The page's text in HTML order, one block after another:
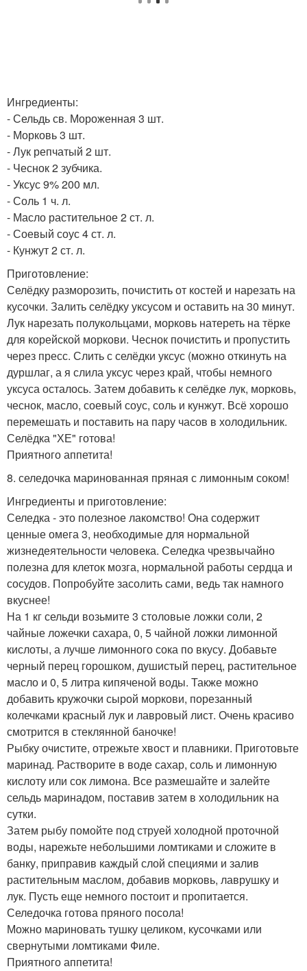
Ингредиенты:
- Сельдь св. Мороженная 3 шт.
- Морковь 3 шт.
- Лук репчатый 2 шт.
- Чеснок 2 зубчика.
- Уксус 9% 200 мл.
- Соль 1 ч. л.
- Масло растительное 2 ст. л.
- Соевый соус 4 ст. л.
- Кунжут 2 ст. л.
Приготовление:
Селёдку разморозить, почистить от костей и нарезать на
кусочки. Залить селёдку уксусом и оставить на 30 минут.
Лук нарезать полукольцами, морковь натереть на тёрке
для корейской моркови. Чеснок почистить и пропустить
через пресс. Слить с селёдки уксус (можно откинуть на
дуршлаг, а я слила уксус через край, чтобы немного
уксуса осталось. Затем добавить к селёдке лук, морковь,
чеснок, масло, соевый соус, соль и кунжут. Всё хорошо
перемешать и поставить на пару часов в холодильник.
Селёдка "ХЕ" готова!
Приятного аппетита!
8. селедочка маринованная пряная с лимонным соком!
Ингредиенты и приготовление:
Селедка - это полезное лакомство! Она содержит
ценные омега 3, необходимые для нормальной
жизнедеятельности человека. Селедка чрезвычайно
полезна для клеток мозга, нормальной работы сердца и
сосудов. Попробуйте засолить сами, ведь так намного
вкуснее!
На 1 кг сельди возьмите 3 столовые ложки соли, 2
чайные ложечки сахара, 0, 5 чайной ложки лимонной
кислоты, а лучше лимонного сока по вкусу. Добавьте
черный перец горошком, душистый перец, растительное
масло и 0, 5 литра кипяченой воды. Также можно
добавить кружочки сырой моркови, порезанный
колечками красный лук и лавровый лист. Очень красиво
смотрится в стеклянной баночке!
Рыбку очистите, отрежьте хвост и плавники. Приготовьте
маринад. Растворите в воде сахар, соль и лимонную
кислоту или сок лимона. Все размешайте и залейте
сельдь маринадом, поставив затем в холодильник на
сутки.
Затем рыбу помойте под струей холодной проточной
воды, нарежьте небольшими ломтиками и сложите в
банку, приправив каждый слой специями и залив
растительным маслом, добавив морковь, лаврушку и
лук. Пусть еще немного постоит и пропитается.
Селедочка готова пряного посола!
Можно мариновать тушку целиком, кусочками или
свернутыми ломтиками Филе.
Приятного аппетита!